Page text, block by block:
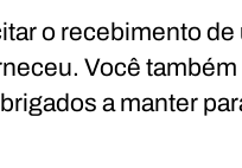
o recebimento
Você
a manter